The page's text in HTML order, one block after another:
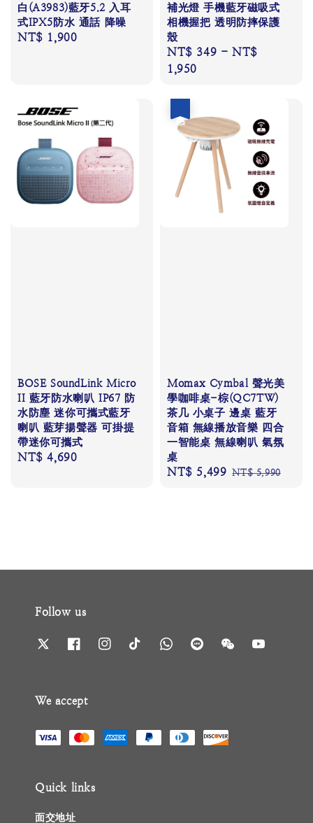
白(A3983)藍牙5.2 入耳
式IPX5防水 通話 降噪
Regular
NT$ 1,900
補光燈 手機藍牙磁吸式
相機握把 透明防摔保護
殼
Regular
price
NT$ 349 -NT$
1,950
BOSE SoundLink Micro
II 藍牙防水喇叭 IP67 防
水防塵 迷你可攜式藍牙
喇叭 藍芽揚聲器 可掛提
帶迷你可攜式
Regular
NT$ 4,690
Momax Cymbal 聲光美
學咖啡桌-棕(QC7TW)
茶几 小桌子 邊桌 藍牙
音箱 無線播放音樂 四合
一智能桌 無線喇叭 氣氛
桌
Sale
NT$ 5,499 Regular
NT$ 5,990
Follow us
We accept
Quick links
面交地址